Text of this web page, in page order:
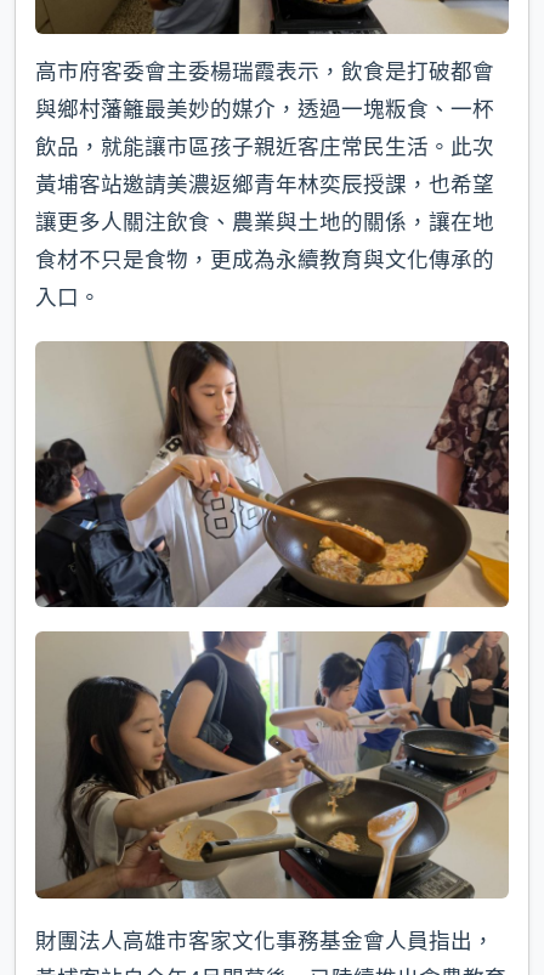
高市府客委會主委楊瑞霞表示，飲食是打破都會
與鄉村藩籬最美妙的媒介，透過一塊粄食、一杯
飲品，就能讓市區孩子親近客庄常民生活。此次
黃埔客站邀請美濃返鄉青年林奕辰授課，也希望
讓更多人關注飲食、農業與土地的關係，讓在地
食材不只是食物，更成為永續教育與文化傳承的
入口。
財團法人高雄市客家文化事務基金會人員指出，